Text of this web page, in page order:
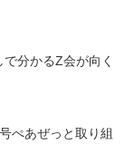
分かるZ会が向く
ぺあぜっと取り組